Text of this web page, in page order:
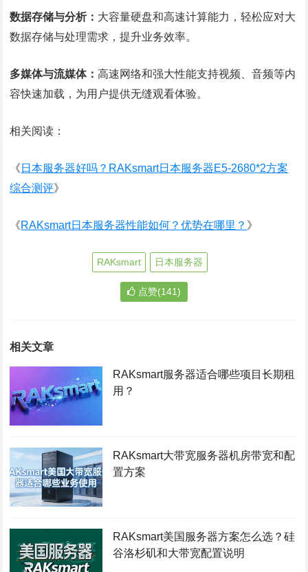
数据存储与分析： 大容量硬盘和高速计算能力，轻松应对大
数据存储与处理需求，提升业务效率。
多媒体与流媒体：高速网络和强大性能支持视频、音频等内
容快速加载，为用户提供无缝观看体验。
相关阅读：
《 日本服务器好吗？RAKsmart日本服务器E5-2680*2方案
综合测评》
《RAKsmart日本服务器性能如何？优势在哪里？ 》
RAKsmart 日本服务器
点赞(141)
相关文章
RAKsmart服务器适合哪些项目长期租
用？
RAKsmart大带宽服务器机房带宽和配
置方案
RAKsmart美国服务器方案怎么选？硅
谷洛杉矶和大带宽配置说明